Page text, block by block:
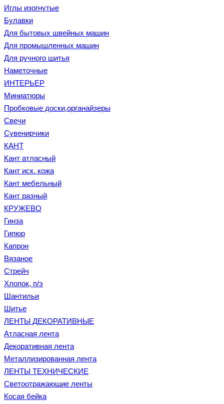
Иглы изогнутые
Булавки
Для бытовых швейных машин
Для промышленных машин
Для ручного шитья
Наметочные
ИНТЕРЬЕР
Миниатюры
Пробковые доски,органайзеры
Свечи
Сувенирчики
КАНТ
Кант атласный
Кант иск. кожа
Кант мебельный
Кант разный
КРУЖЕВО
Гинза
Гипюр
Капрон
Вязаное
Стрейч
Хлопок, п/э
Шантильи
Шитье
ЛЕНТЫ ДЕКОРАТИВНЫЕ
Атласная лента
Декоративная лента
Металлизированная лента
ЛЕНТЫ ТЕХНИЧЕСКИЕ
Светоотражающие ленты
Косая бейка